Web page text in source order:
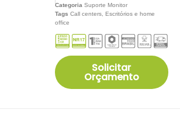
Categoria Suporte Monitor
Tags Call centers,
Escritórios e home
office
Solicitar
Orçamento